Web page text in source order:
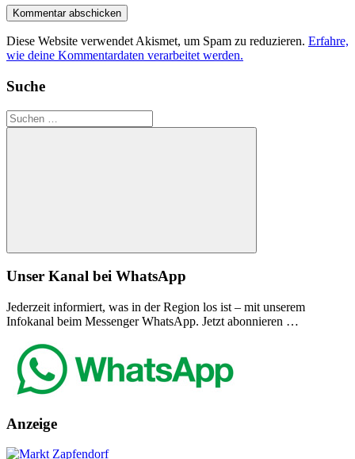
Diese Website verwendet Akismet, um Spam zu reduzieren. Erfahre,
wie deine Kommentardaten verarbeitet werden.
Suche
Suchen
nach:
Suchen
Unser Kanal bei WhatsApp
Jederzeit informiert, was in der Region los ist – mit unserem
Infokanal beim Messenger WhatsApp. Jetzt abonnieren …
Anzeige